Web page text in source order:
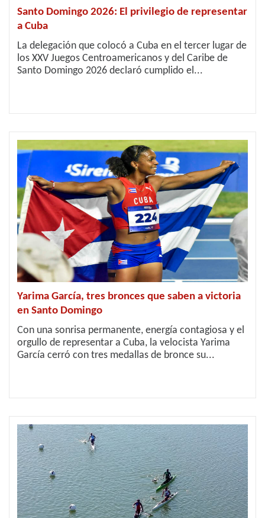
Santo Domingo 2026: El privilegio de representar
a Cuba
La delegación que colocó a Cuba en el tercer lugar de
los XXV Juegos Centroamericanos y del Caribe de
Santo Domingo 2026 declaró cumplido el...
Yarima García, tres bronces que saben a victoria
en Santo Domingo
Con una sonrisa permanente, energía contagiosa y el
orgullo de representar a Cuba, la velocista Yarima
García cerró con tres medallas de bronce su...